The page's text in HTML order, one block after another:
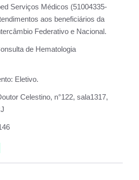
Serviços Médicos (51004335-
aos beneficiários da
Federativo e Nacional.
de Hematologia
Eletivo.
Celestino, n°122, sala1317,